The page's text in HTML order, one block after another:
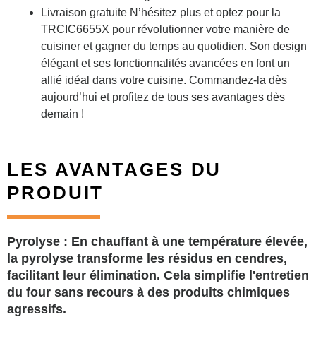
Livraison gratuite N’hésitez plus et optez pour la
TRCIC6655X pour révolutionner votre manière de
cuisiner et gagner du temps au quotidien. Son design
élégant et ses fonctionnalités avancées en font un
allié idéal dans votre cuisine. Commandez-la dès
aujourd’hui et profitez de tous ses avantages dès
demain !
LES AVANTAGES DU
PRODUIT
Pyrolyse : En chauffant à une température élevée,
la pyrolyse transforme les résidus en cendres,
facilitant leur élimination. Cela simplifie l'entretien
du four sans recours à des produits chimiques
agressifs.